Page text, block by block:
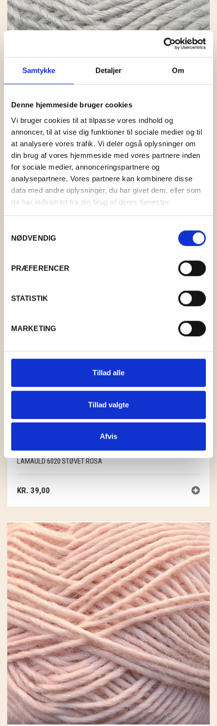
Samtykke Detaljer Om
Denne hjemmeside bruger cookies
Vi bruger cookies til at tilpasse vores indhold og
annoncer, til at vise dig funktioner til sociale medier og til
at analysere vores trafik. Vi deler også oplysninger om
din brug af vores hjemmeside med vores partnere inden
for sociale medier, annonceringspartnere og
analysepartnere. Vores partnere kan kombinere disse
data med andre oplysninger, du har givet dem, eller som
de har indsamlet fra din brug af deres tjenester.
NØDVENDIG
PRÆFERENCER
STATISTIK
MARKETING
Tillad alle
Tillad valgte
Afvis
LAMAULD 6001 ASKEGRÅ
KR.39,00
LAMAULD 6020 STØVET ROSA
KR. 39,00